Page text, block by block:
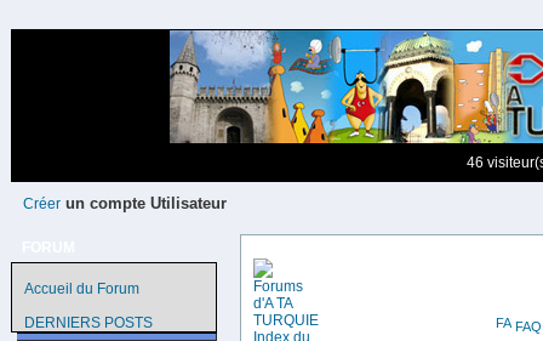
46
Créer un compte Utilisateur
Accueil du Forum
DERNIERS POSTS
FAQ